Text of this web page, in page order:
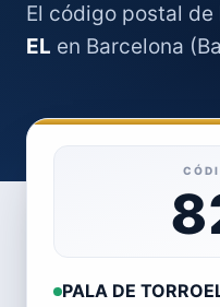
El código postal de
EL en Barcelona
PALA DE